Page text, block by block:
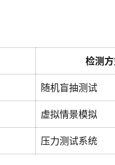
检测
随机盲抽测试
虚拟情景模拟
压力测试系统